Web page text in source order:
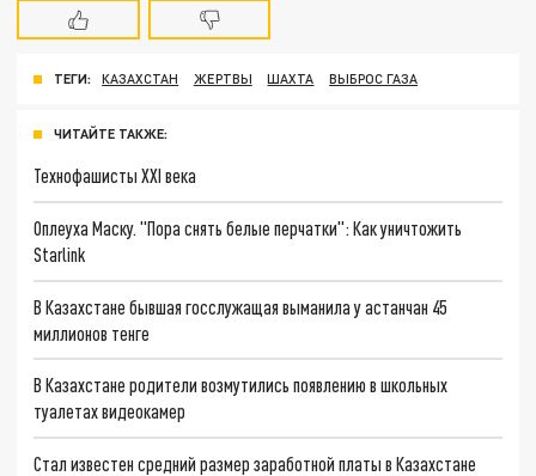
ТЕГИ: КАЗАХСТАН ЖЕРТВЫ ШАХТА ВЫБРОС ГАЗА
ЧИТАЙТЕ ТАКЖЕ:
Технофашисты XXI века
Оплеуха Маску. "Пора снять белые перчатки": Как уничтожить
Starlink
В Казахстане бывшая госслужащая выманила у астанчан 45
миллионов тенге
В Казахстане родители возмутились появлению в школьных
туалетах видеокамер
Стал известен средний размер заработной платы в Казахстане